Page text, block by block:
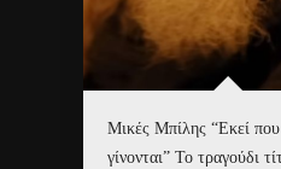
Μικές Μπίλης “Εκεί
γίνονται” Το τραγούδι